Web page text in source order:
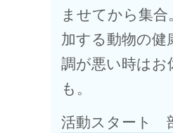
ませてから集
加する動物の健
調が悪い時は
も。
活動スタート